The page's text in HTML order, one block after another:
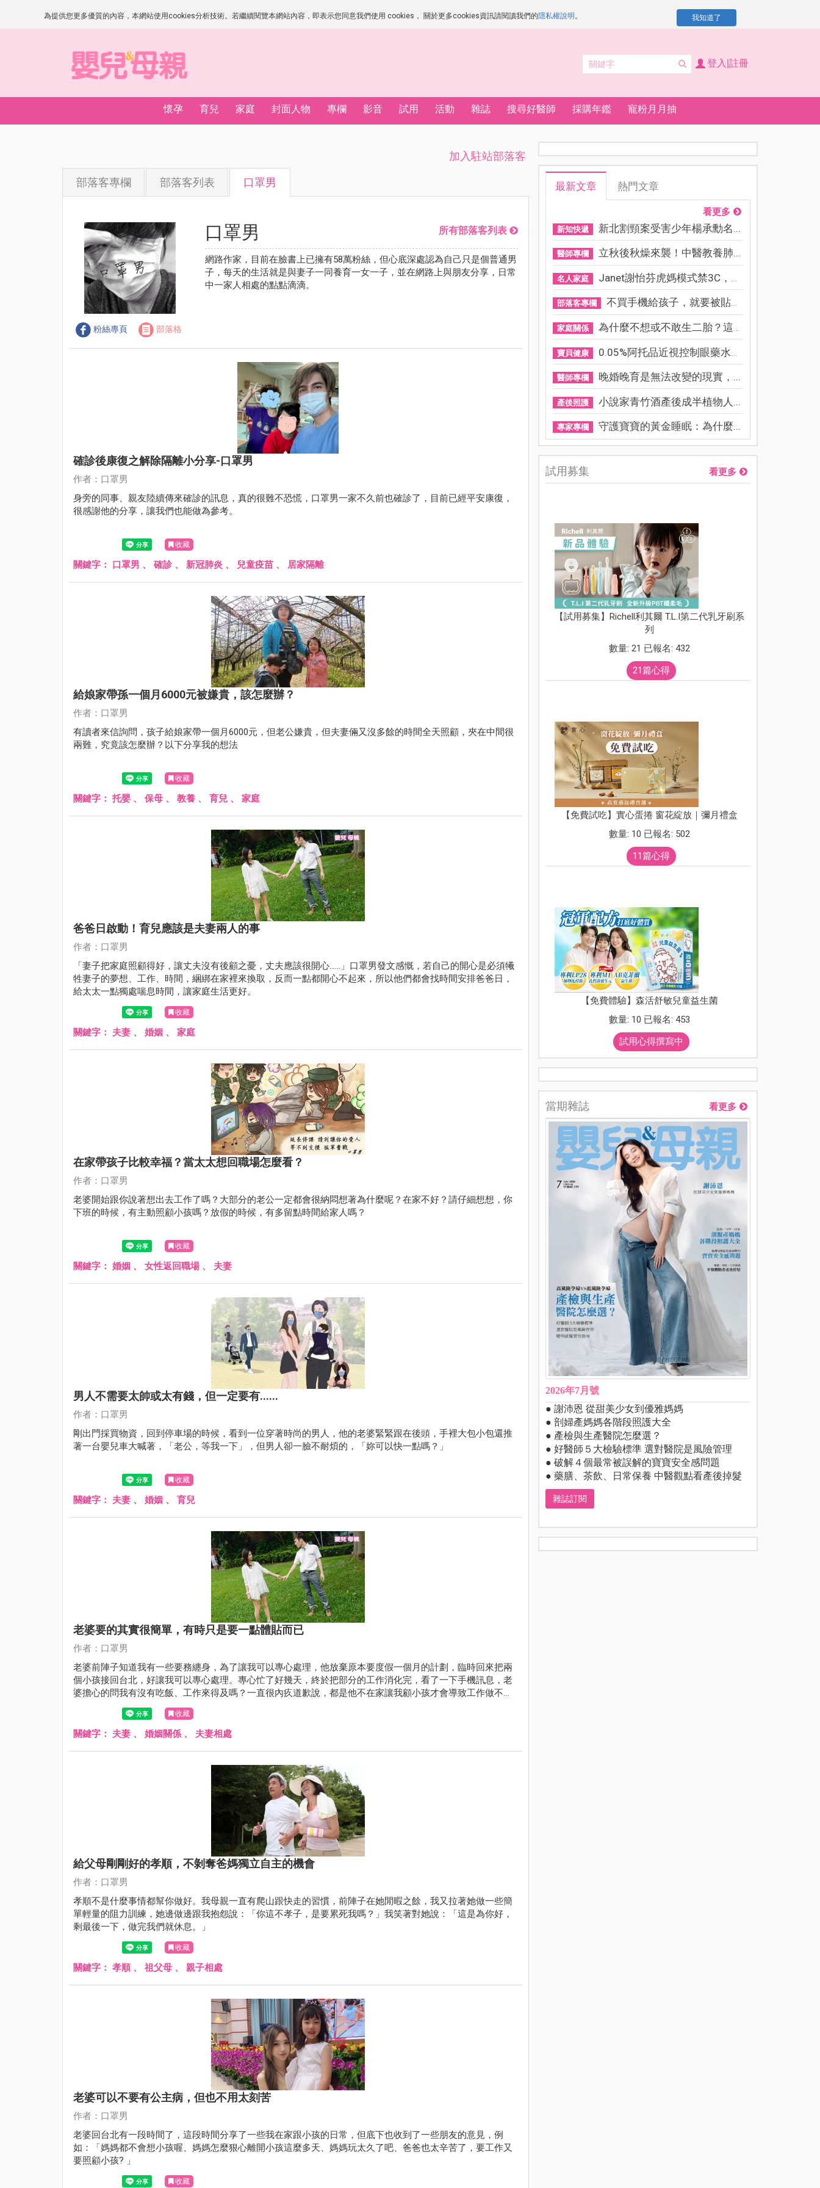
為提供您更多優質的內容，本網站使用cookies分析技術。若繼續閱覽本網站內容，即表示您同意我們使用 cookies， 關於更多cookies資訊請閱讀我們的隱私權說明 。 我知道了
登入|註冊
懷孕 育兒 家庭 封面人物 專欄 影音 試用 活動 雜誌 搜尋好醫師 採購年鑑 寵粉月月抽
加入駐站部落客
部落客專欄 部落客列表 口罩男
粉絲專頁 部落格
口罩男 所有部落客列表
網路作家，目前在臉書上已擁有58萬粉絲，但心底深處認為自己只是個普通男
子，每天的生活就是與妻子一同養育一女一子，並在網路上與朋友分享，日常
中一家人相處的點點滴滴。
確診後康復之解除隔離小分享-口罩男
作者：口罩男
身旁的同事、親友陸續傳來確診的訊息，真的很難不恐慌，口罩男一家不久前也確診了，目前已經平安康復，
很感謝他的分享，讓我們也能做為參考。
收藏
關鍵字： 口罩男 、 確診 、 新冠肺炎 、 兒童疫苗 、 居家隔離
給娘家帶孫一個月6000元被嫌貴，該怎麼辦？
作者：口罩男
有讀者來信詢問，孩子給娘家帶一個月6000元，但老公嫌貴，但夫妻倆又沒多餘的時間全天照顧，夾在中間很
兩難，究竟該怎麼辦？以下分享我的想法
收藏
關鍵字： 托嬰 、 保母 、 教養 、 育兒 、 家庭
爸爸日啟動！育兒應該是夫妻兩人的事
作者：口罩男
「妻子把家庭照顧得好，讓丈夫沒有後顧之憂，丈夫應該很開心......」口罩男發文感慨，若自己的開心是必須犧
牲妻子的夢想、工作、時間，綑綁在家裡來換取，反而一點都開心不起來，所以他們都會找時間安排爸爸日，
給太太一點獨處喘息時間，讓家庭生活更好。
收藏
關鍵字： 夫妻 、 婚姻 、 家庭
在家帶孩子比較幸福？當太太想回職場怎麼看？
作者：口罩男
老婆開始跟你說著想出去工作了嗎？大部分的老公一定都會很納悶想著為什麼呢？在家不好？請仔細想想，你
下班的時候，有主動照顧小孩嗎？放假的時候，有多留點時間給家人嗎？
收藏
關鍵字： 婚姻 、 女性返回職場 、 夫妻
男人不需要太帥或太有錢，但一定要有......
作者：口罩男
剛出門採買物資，回到停車場的時候，看到一位穿著時尚的男人，他的老婆緊緊跟在後頭，手裡大包小包還推
著一台嬰兒車大喊著，「老公，等我一下」，但男人卻一臉不耐煩的，「妳可以快一點嗎？」
收藏
關鍵字： 夫妻 、 婚姻 、 育兒
老婆要的其實很簡單，有時只是要一點體貼而已
作者：口罩男
老婆前陣子知道我有一些要務纏身，為了讓我可以專心處理，他放棄原本要度假一個月的計劃，臨時回來把兩
個小孩接回台北，好讓我可以專心處理。專心忙了好幾天，終於把部分的工作消化完，看了一下手機訊息，老
婆擔心的問我有沒有吃飯、工作來得及嗎？一直很內疚道歉說，都是他不在家讓我顧小孩才會導致工作做不
完，邊道歉邊跟我說：「老公，你辛苦了。」
收藏
關鍵字： 夫妻 、 婚姻關係 、 夫妻相處
給父母剛剛好的孝順，不剝奪爸媽獨立自主的機會
作者：口罩男
孝順不是什麼事情都幫你做好。我母親一直有爬山跟快走的習慣，前陣子在她閒暇之餘，我又拉著她做一些簡
單輕量的阻力訓練，她邊做邊跟我抱怨說：「你這不孝子，是要累死我嗎？」我笑著對她說：「這是為你好，
剩最後一下，做完我們就休息。」
收藏
關鍵字： 孝順 、 祖父母 、 親子相處
老婆可以不要有公主病，但也不用太刻苦
作者：口罩男
老婆回台北有一段時間了，這段時間分享了一些我在家跟小孩的日常，但底下也收到了一些朋友的意見，例
如：「媽媽都不會想小孩喔、媽媽怎麼狠心離開小孩這麼多天、媽媽玩太久了吧、爸爸也太辛苦了，要工作又
要照顧小孩? 」
收藏
最新文章 熱門文章
看更多
新知快遞 新北割頸案受害少年楊承勳名...
醫師專欄 立秋後秋燥來襲！中醫教養肺...
名人家庭 Janet謝怡芬虎媽模式禁3C，看...
部落客專欄 不買手機給孩子，就要被貼「...
家庭關係 為什麼不想或不敢生二胎？這8...
寶貝健康 0.05%阿托品近視控制眼藥水納...
醫師專欄 晚婚晚育是無法改變的現實，...
產後照護 小說家青竹酒產後成半植物人...
專家專欄 守護寶寶的黃金睡眠：為什麼...
試用募集 看更多
【試用募集】Richell利其爾 T.L.I第二代乳牙刷系
列
數量: 21 已報名: 432
21篇心得
【免費試吃】實心蛋捲 窗花綻放｜彌月禮盒
數量: 10 已報名: 502
11篇心得
【免費體驗】森活舒敏兒童益生菌
數量: 10 已報名: 453
試用心得撰寫中
當期雜誌 看更多
2026年7月號
● 謝沛恩 從甜美少女到優雅媽媽
● 剖婦產媽媽各階段照護大全
● 產檢與生產醫院怎麼選？
● 好醫師５大檢驗標準 選對醫院是風險管理
● 破解４個最常被誤解的寶寶安全感問題
● 藥膳、茶飲、日常保養 中醫觀點看產後掉髮
雜誌訂閱